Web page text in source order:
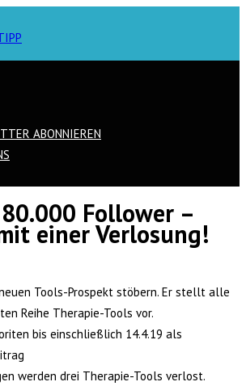
ABONNIEREN
Follower –
einer Verlosung!
Tools-Prospekt stöbern. Er stellt alle
Reihe Therapie-Tools vor.
bis einschließlich 14.4.19 als
werden drei Therapie-Tools verlost.